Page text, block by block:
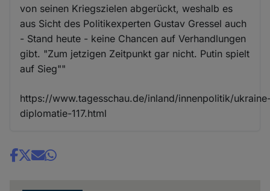
von seinen Kriegszielen abgerückt, weshalb es
aus Sicht des Politikexperten Gustav Gressel auch
- Stand heute - keine Chancen auf Verhandlungen
gibt. "Zum jetzigen Zeitpunkt gar nicht. Putin spielt
auf Sieg""
https://www.tagesschau.de/inland/innenpolitik/
diplomatie-117.html
Share